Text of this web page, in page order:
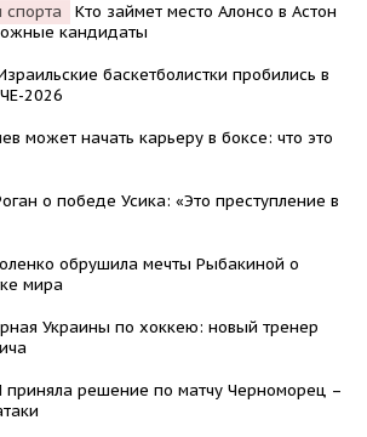
спорта
Кто займет место Алонсо в Астон
кандидаты
баскетболистки пробились в
2026
может начать карьеру в боксе: что это
о победе Усика: «Это преступление в
обрушила мечты Рыбакиной о
мира
Украины по хоккею: новый тренер
приняла решение по матчу Черноморец –